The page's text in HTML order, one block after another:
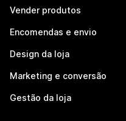
Vender produtos
Encomendas e envio
Design da loja
Marketing e conversão
Gestão da loja